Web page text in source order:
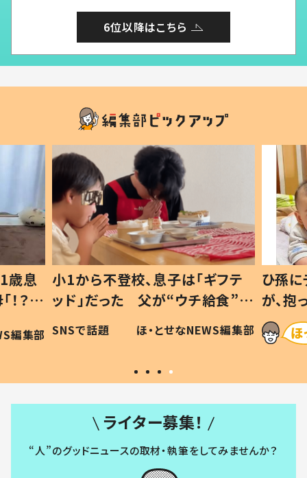
6位以降はこちら
歳息
？」
編集部
小1から不登校、息子は「ギフテ
ッド」だった 父が“ウチ給食”を
作り続ける理由とは #令和の親
#令和の子
SNSで話題 ほ・とせなNEWS編集部
ひ孫
が、
「涙が
い」
ライター募集！
“人”のグッドニュースの取材・執筆をしてみませんか？